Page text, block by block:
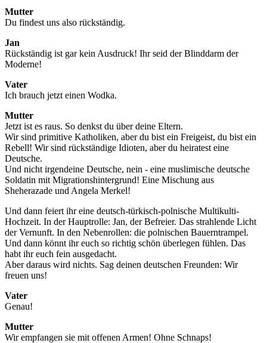
Mutter
Du findest uns also rückständig.
Jan
Rückständig ist gar kein Ausdruck! Ihr seid der Blinddarm der
Moderne!
Vater
Ich brauch jetzt einen Wodka.
Mutter
Jetzt ist es raus. So denkst du über deine Eltern.
Wir sind primitive Katholiken, aber du bist ein Freigeist, du bist ein
Rebell! Wir sind rückständige Idioten, aber du heiratest eine
Deutsche.
Und nicht irgendeine Deutsche, nein - eine muslimische deutsche
Soldatin mit Migrationshintergrund! Eine Mischung aus
Sheherazade und Angela Merkel!
Und dann feiert ihr eine deutsch-türkisch-polnische Multikulti-
Hochzeit. In der Hauptrolle: Jan, der Befreier. Das strahlende Licht
der Vernunft. In den Nebenrollen: die polnischen Bauerntrampel.
Und dann könnt ihr euch so richtig schön überlegen fühlen. Das
habt ihr euch fein ausgedacht.
Aber daraus wird nichts. Sag deinen deutschen Freunden: Wir
freuen uns!
Vater
Genau!
Mutter
Wir empfangen sie mit offenen Armen! Ohne Schnaps!